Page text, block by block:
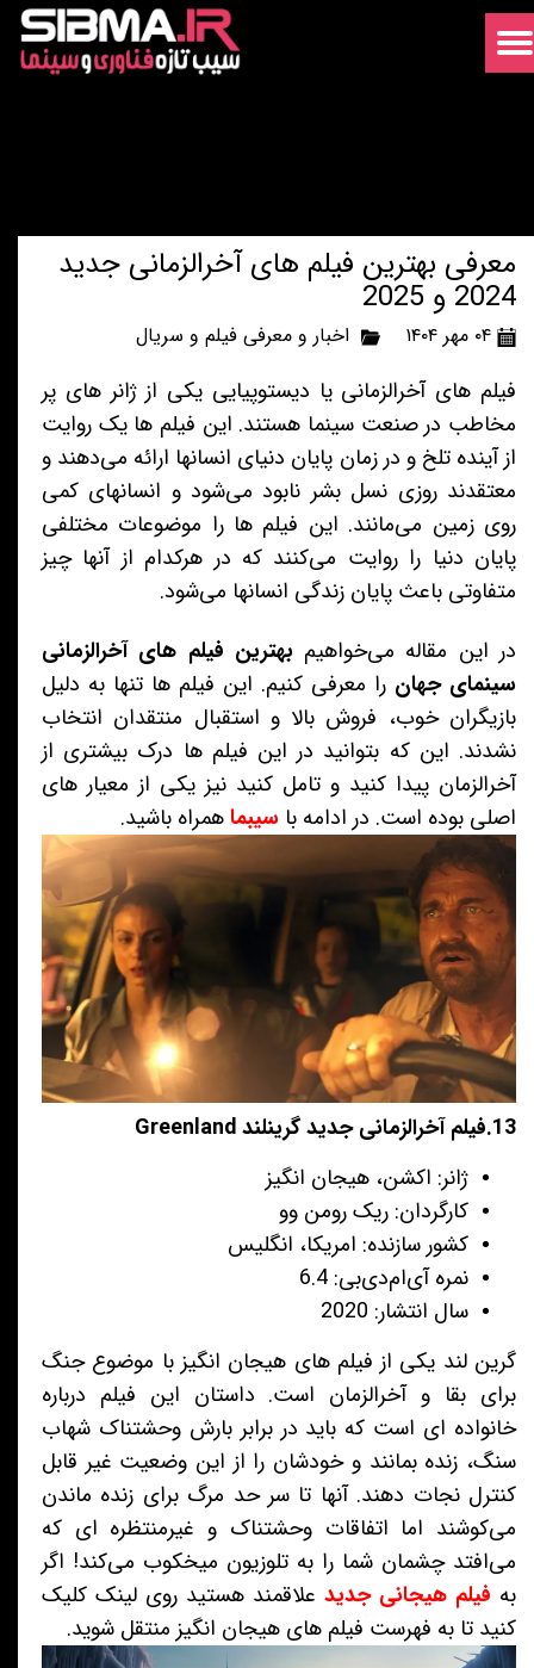
معرفی بهترین فیلم های آخرالزمانی جدید
2024 و 2025
۰۴ مهر ۱۴۰۴ اخبار و معرفی فیلم و سریال
فیلم های آخرالزمانی یا دیستوپیایی یکی از ژانر های پر
مخاطب در صنعت سینما هستند. این فیلم ها یک روایت
از آینده تلخ و در زمان پایان دنیای انسانها ارائه می‌دهند و
معتقدند روزی نسل بشر نابود می‌شود و انسانهای کمی
روی زمین می‌مانند. این فیلم ها را موضوعات مختلفی
پایان دنیا را روایت می‌کنند که در هرکدام از آنها چیز
متفاوتی باعث پایان زندگی انسانها می‌شود.
در این مقاله می‌خواهیم بهترین فیلم های آخرالزمانی
سینمای جهان را معرفی کنیم. این فیلم ها تنها به دلیل
بازیگران خوب، فروش بالا و استقبال منتقدان انتخاب
نشدند. این که بتوانید در این فیلم ها درک بیشتری از
آخرالزمان پیدا کنید و تامل کنید نیز یکی از معیار های
اصلی بوده است. در ادامه با سیبماهمراه باشید.
13.فیلم آخرالزمانی جدید گرینلند Greenland
ژانر: اکشن، هیجان انگیز
کارگردان: ریک رومن وو
کشور سازنده: امریکا، انگلیس
نمره آی‌ام‌دی‌بی: 6.4
سال انتشار: 2020
گرین لند یکی از فیلم های هیجان انگیز با موضوع جنگ
برای بقا و آخرالزمان است. داستان این فیلم درباره
خانواده ای است که باید در برابر بارش وحشتناک شهاب
سنگ، زنده بمانند و خودشان را از این وضعیت غیر قابل
کنترل نجات دهند. آنها تا سر حد مرگ برای زنده ماندن
می‌کوشند اما اتفاقات وحشتناک و غیرمنتظره ای که
می‌افتد چشمان شما را به تلوزیون میخکوب می‌کند! اگر
به فیلم هیجانی جدید علاقمند هستید روی لینک کلیک
کنید تا به فهرست فیلم های هیجان انگیز منتقل شوید.